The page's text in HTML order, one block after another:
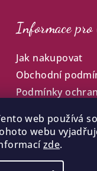
web používá
webu
zde.
Informace pro
Jak nakupovat
Obchodní
Podmínky
Termíny
Moje objednávka